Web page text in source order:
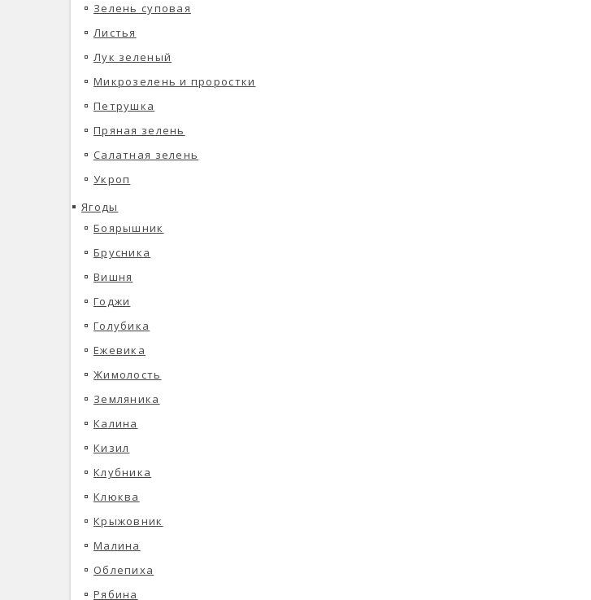
Зелень суповая
Листья
Лук зеленый
Микрозелень и проростки
Петрушка
Пряная зелень
Салатная зелень
Укроп
Ягоды
Боярышник
Брусника
Вишня
Годжи
Голубика
Ежевика
Жимолость
Земляника
Калина
Кизил
Клубника
Клюква
Крыжовник
Малина
Облепиха
Рябина